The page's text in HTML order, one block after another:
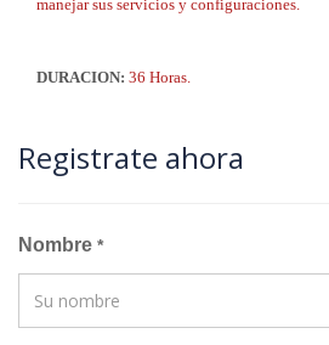
manejar sus servicios y configuraciones.
DURACION: 36 Horas.
Registrate ahora
Nombre *